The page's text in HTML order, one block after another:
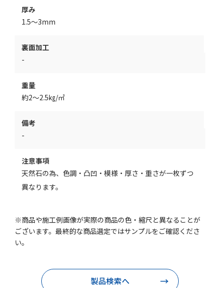
厚み
1.5～3mm
裏面加工
-
重量
約2～2.5㎏/㎡
備考
-
注意事項
天然石の為、色調・凸凹・模様・厚さ・重さが一枚ずつ
異なります。
※商品や施工例画像が実際の商品の色・縮尺と異なることが
ございます。最終的な商品選定ではサンプルをご確認くださ
い。
製品検索へ